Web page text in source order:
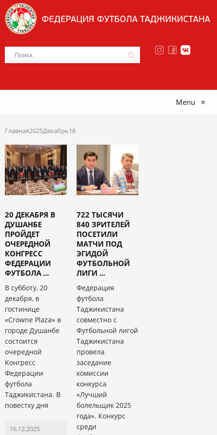
Menu ≡
Главная2025Декабрь16
20 ДЕКАБРЯ В
ДУШАНБЕ
ПРОЙДЕТ
ОЧЕРЕДНОЙ
КОНГРЕСС
ФЕДЕРАЦИИ
ФУТБОЛА ...
В субботу, 20
декабря, в
гостинице
«Crowne Plaza» в
городе Душанбе
состоится
очередной
Конгресс
Федерации
футбола
Таджикистана. В
повестку дня
16.12.2025
722 ТЫСЯЧИ
840 ЗРИТЕЛЕЙ
ПОСЕТИЛИ
МАТЧИ ПОД
ЭГИДОЙ
ФУТБОЛЬНОЙ
ЛИГИ ...
Федерация
футбола
Таджикистана
совместно с
Футбольной лигой
Таджикистана
провела
заседание
комиссии
конкурса
«Лучший
болельщик 2025
года». Конкурс
среди